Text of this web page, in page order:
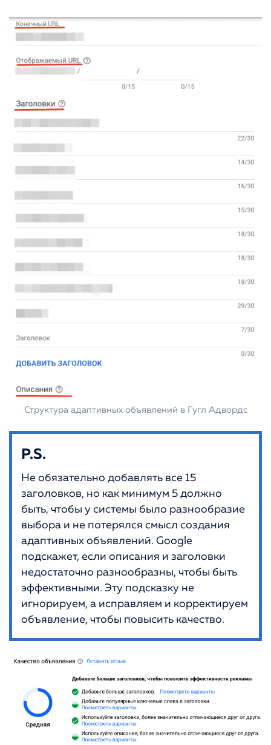
Структура адаптивных объявлений в Гугл Адвордс
P.S.
Не обязательно добавлять все 15
заголовков, но как минимум 5 должно
быть, чтобы у системы было разнообразие
выбора и не потерялся смысл создания
адаптивных объявлений. Google
подскажет, если описания и заголовки
недостаточно разнообразны, чтобы быть
эффективными. Эту подсказку не
игнорируем, а исправляем и корректируем
объявление, чтобы повысить качество.